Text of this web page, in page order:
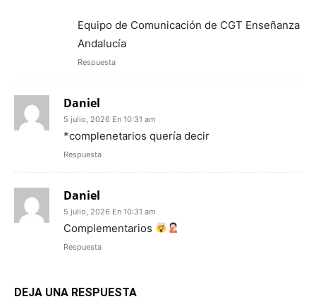
Equipo de Comunicación de CGT Enseñanza
Andalucía
Respuesta
Daniel
5 julio, 2026 En 10:31 am
*complenetarios quería decir
Respuesta
Daniel
5 julio, 2026 En 10:31 am
Complementarios
Respuesta
DEJA UNA RESPUESTA